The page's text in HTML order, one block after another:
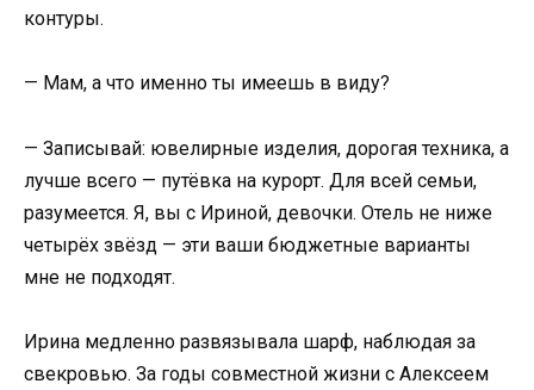
контуры.
— Мам, а что именно ты имеешь в виду?
— Записывай: ювелирные изделия, дорогая техника, а
лучше всего — путёвка на курорт. Для всей семьи,
разумеется. Я, вы с Ириной, девочки. Отель не ниже
четырёх звёзд — эти ваши бюджетные варианты
мне не подходят.
Ирина медленно развязывала шарф, наблюдая за
свекровью. За годы совместной жизни с Алексеем